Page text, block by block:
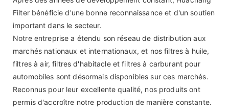
Filter bénéficie d'une bonne reconnaissance et d'un soutien
important dans le secteur.
Notre entreprise a étendu son réseau de distribution aux
marchés nationaux et internationaux, et nos filtres à huile,
filtres à air, filtres d'habitacle et filtres à carburant pour
automobiles sont désormais disponibles sur ces marchés.
Reconnus pour leur excellente qualité, nos produits ont
permis d'accroître notre production de manière constante.